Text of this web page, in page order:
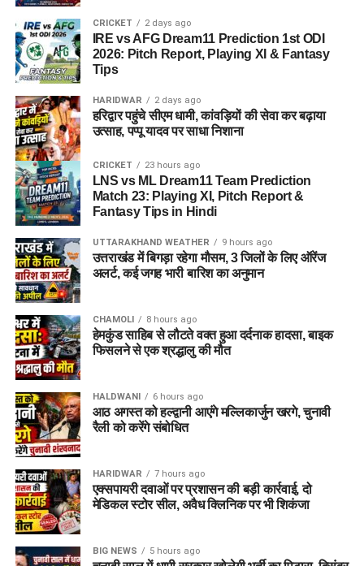
CRICKET 2 days ago
IRE vs AFG Dream11 Prediction 1st ODI
2026: Pitch Report, Playing XI & Fantasy
Tips
HARIDWAR 2 days ago
हरिद्वार पहुंचे सीएम धामी, कांवड़ियों की सेवा कर बढ़ाया
उत्साह, पप्पू यादव पर साधा निशाना
CRICKET 23 hours ago
LNS vs ML Dream11 Team Prediction
Match 23: Playing XI, Pitch Report &
Fantasy Tips in Hindi
UTTARAKHAND WEATHER 9 hours ago
उत्तराखंड में बिगड़ा रहेगा मौसम, 3 जिलों के लिए ऑरेंज
अलर्ट, कई जगह भारी बारिश का अनुमान
CHAMOLI 8 hours ago
हेमकुंड साहिब से लौटते वक्त हुआ दर्दनाक हादसा, बाइक
फिसलने से एक श्रद्धालु की मौत
HALDWANI 6 hours ago
आठ अगस्त को हल्द्वानी आएंगे मल्लिकार्जुन खरगे, चुनावी
रैली को करेंगे संबोधित
HARIDWAR 7 hours ago
एक्सपायरी दवाओं पर प्रशासन की बड़ी कार्रवाई, दो
मेडिकल स्टोर सील, अवैध क्लिनिक पर भी शिकंजा
BIG NEWS 5 hours ago